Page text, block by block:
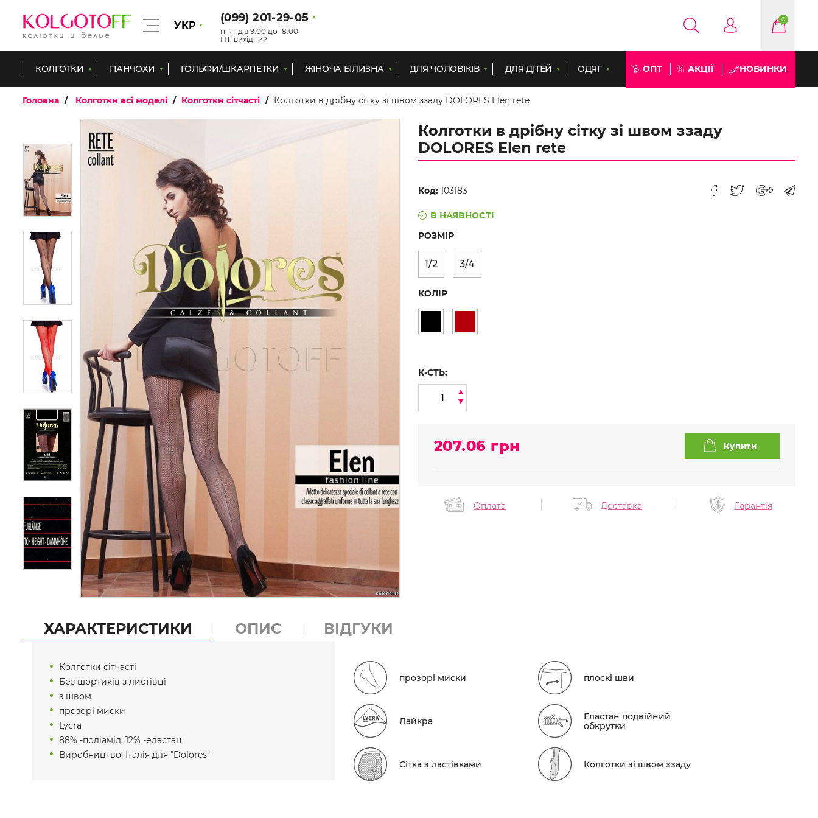
УКР
(099) 201-29-05
пн-нд з 9.00 до 18.00
ПТ-вихідний
0
КОЛГОТКИ ПАНЧОХИ ГОЛЬФИ/ШКАРПЕТКИ ЖІНОЧА БІЛИЗНА ДЛЯ ЧОЛОВІКІВ ДЛЯ ДІТЕЙ ОДЯГ ОПТ АКЦІЇ НОВИНКИ
Головна Колготки всі моделі Колготки сітчасті Колготки в дрібну сітку зі швом ззаду DOLORES Elen rete
Колготки в дрібну сітку зі швом ззаду
DOLORES Elen rete
Код: 103183
В НАЯВНОСТІ
РОЗМІР
1/2 3/4
КОЛІР
К-СТЬ:
207.06 грн
Оплата Доставка Гарантія
ХАРАКТЕРИСТИКИ ОПИС ВІДГУКИ
Колготки сітчасті
Без шортиків з листівці
з швом
прозорі миски
Lycra
88% -поліамід, 12% -еластан
Виробництво: Італія для "Dolores"
прозорі миски плоскі шви
Лайкра
Еластан подвійний
обкрутки
Сітка з ластівками Колготки зі швом ззаду